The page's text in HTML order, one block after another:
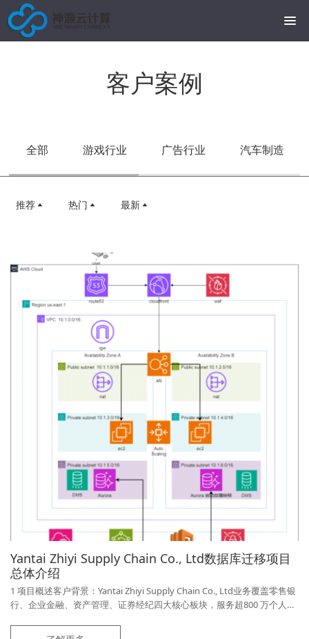
客户案例
全部 游戏行业 广告行业 汽车制造
推荐 热门 最新
Yantai Zhiyi Supply Chain Co., Ltd数据库迁移项目
总体介绍
1 项目概述客户背景：Yantai Zhiyi Supply Chain Co., Ltd业务覆盖零售银
行、企业金融、资产管理、证券经纪四大核心板块，服务超800 万个人客
地部署的 Oracle 12c 企业版数据库支撑。技术团队缺乏专业DBA，传统运